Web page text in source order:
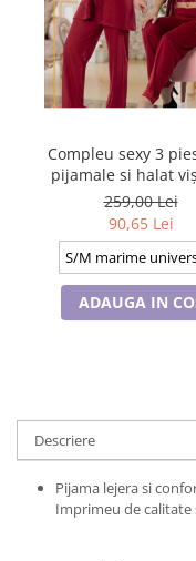
Compleu sexy 3
pijamale si halat
P37911
259,00 Lei
90,65 Lei
S/M marime
ADAUGA IN
Descriere
Pijama lejera si
Imprimeu de calitate